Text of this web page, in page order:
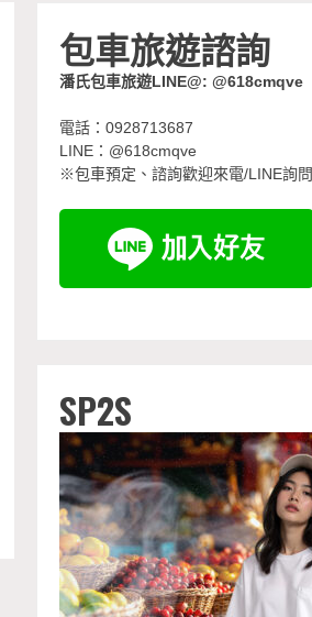
包車旅遊諮詢
潘氏包車旅遊LINE@: @618cmqve
電話：0928713687
LINE：@618cmqve
※包車預定、諮詢歡迎來電/LINE詢問
SP2S